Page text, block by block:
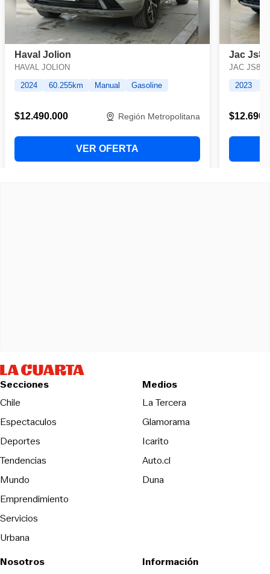
Secciones
Chile
Espectaculos
Deportes
Tendencias
Mundo
Emprendimiento
Servicios
Urbana
Medios
La TerceraOpens in new
Glamorama
Icarito
Auto.cl
DunaOpens in new window
Nosotros
Información